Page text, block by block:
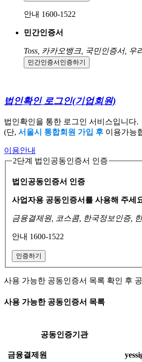
안내 1600-1522
민간인증서
Toss, 카카오뱅크, 국민인증서,
민간인증서 인증하기
법인확인 로그인(기업회원)
법인확인을 통한 로그인 서비스입니다.
(단, 서울시 통합회원 가입 후 이용가능
이용안내
2단계 법인공동인증서 인증
법인공동인증서 인증
사업자용 공동인증서를 사용해 주세
금융결제원, 코스콤, 한국정보인증,
안내 1600-1522
인증하기
사용 가능한 공동인증서 목록 확인 후
사용 가능한 공동인증서 목록
공동인증기관
금융결제원